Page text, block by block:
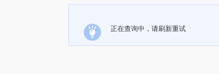
正在查询中，请刷新重试